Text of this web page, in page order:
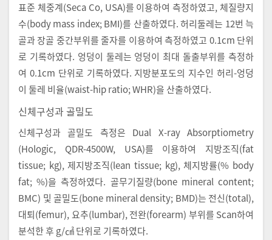
표준 체중계(Seca Co, USA)를 이용하여 측정하였고, 체질량지
수(body mass index; BMI)를 산출하였다. 허리둘레는 12번 늑
골과 장골 중간부위를 줄자를 이용하여 측정하였고 0.1cm 단위
로 기록하였다. 엉덩이 둘레는 엉덩이 최대 돌출부위를 측정하
여 0.1cm 단위로 기록하였다. 지방분포도의 지수인 허리-엉덩
이 둘레 비율(waist-hip ratio; WHR)을 산출하였다.
신체구성과 골밀도
신체구성과 골밀도 측정은 Dual X-ray Absorptiometry
(Hologic, QDR-4500W, USA)를 이용하여 지방조직(fat
tissue; kg), 제지방조직(lean tissue; kg), 체지방률(% body
fat; %)을 측정하였다. 골무기질량(bone mineral content;
BMC) 및 골밀도(bone mineral density; BMD)는 전신(total),
대퇴(femur), 요추(lumbar), 전완(forearm) 부위를 Scan하여
분석한 후 g/㎠ 단위로 기록하였다.